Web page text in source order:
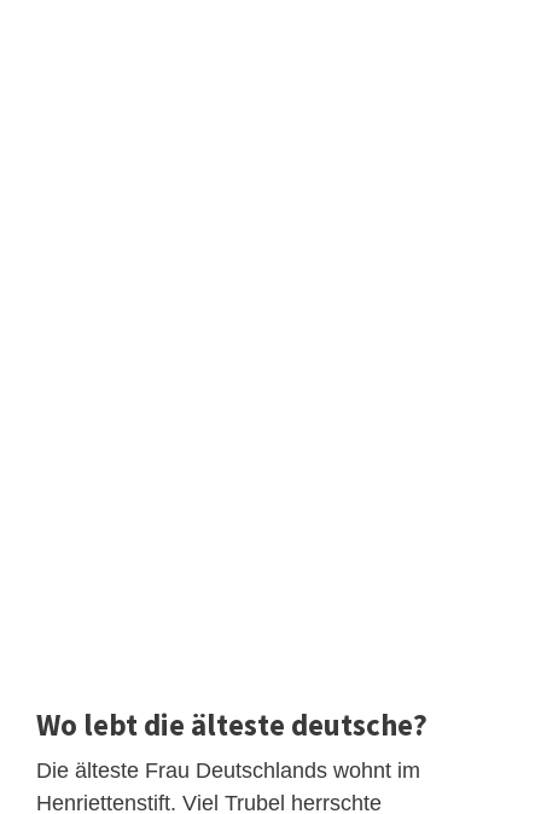
Wo lebt die älteste deutsche?
Die älteste Frau Deutschlands wohnt im
Henriettenstift. Viel Trubel herrschte